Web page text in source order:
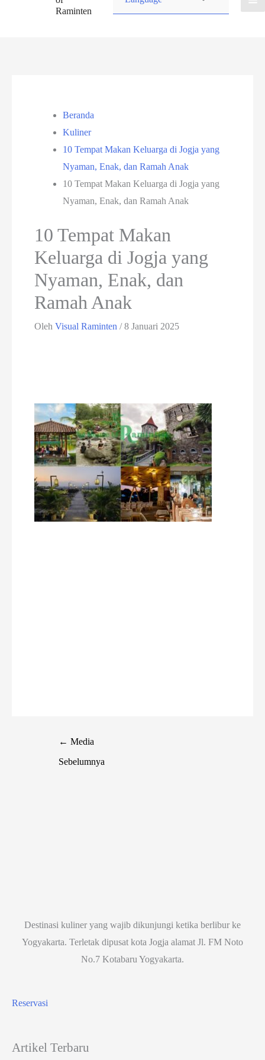
Raminten
Beranda
Kuliner
10 Tempat Makan Keluarga di Jogja yang
Nyaman, Enak, dan Ramah Anak
10 Tempat Makan Keluarga di Jogja yang
Nyaman, Enak, dan Ramah Anak
10 Tempat Makan
Keluarga di Jogja yang
Nyaman, Enak, dan
Ramah Anak
OlehVisual Raminten/8 Januari 2025
← Media
Sebelumnya
Destinasi kuliner yang wajib dikunjungi ketika berlibur ke
Yogyakarta. Terletak dipusat kota Jogja alamat Jl. FM Noto
No.7 Kotabaru Yogyakarta.
Reservasi
Artikel Terbaru